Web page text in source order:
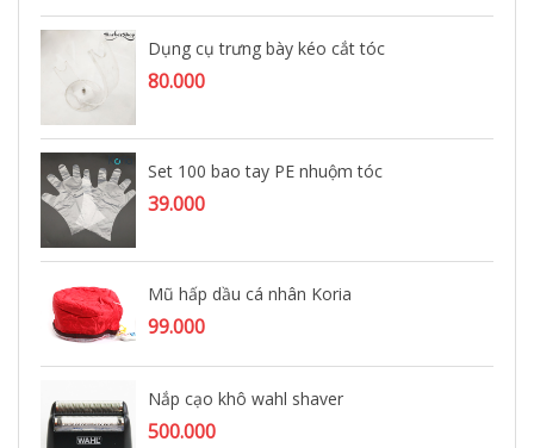
Dụng cụ trưng bày kéo cắt tóc
80.000
Set 100 bao tay PE nhuộm tóc
39.000
Mũ hấp dầu cá nhân Koria
99.000
Nắp cạo khô wahl shaver
500.000